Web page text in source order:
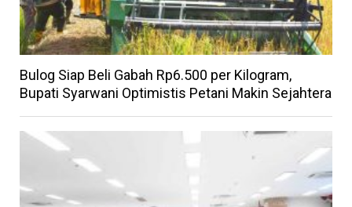
Bulog Siap Beli Gabah Rp6.500 per Kilogram,
Bupati Syarwani Optimistis Petani Makin Sejahtera